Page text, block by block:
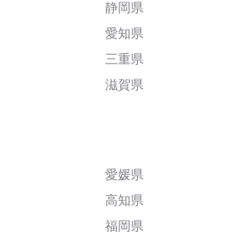
静岡県
愛知県
三重県
滋賀県
愛媛県
高知県
福岡県